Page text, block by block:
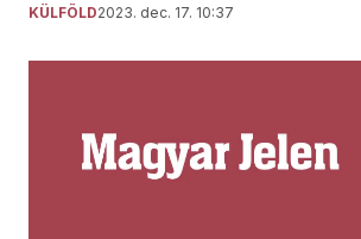
KÜLFÖLD2023. dec. 17. 10:37